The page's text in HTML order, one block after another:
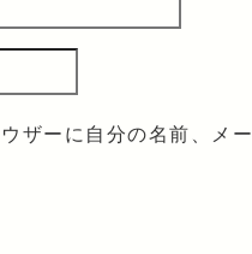
ザーに自分の名前、メ